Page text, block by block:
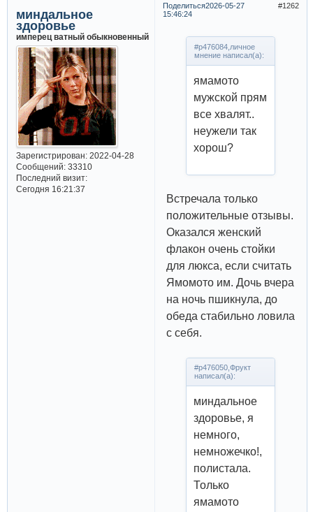
Поделиться 1262
2026-05-27
15:46:24
миндальное
здоровье
имперец ватный обыкновенный
Зарегистрирован: 2022-04-28
Сообщений:33310
Последний визит:
Сегодня 16:21:37
#p476084,личное
мнение написал(а):
ямамото
мужской прям
все хвалят..
неужели так
хорош?
Встречала только
положительные отзывы.
Оказался женский
флакон очень стойки
для люкса, если считать
Ямомото им. Дочь вчера
на ночь пшикнула, до
обеда стабильно ловила
с себя.
#p476050,Фрукт
написал(а):
миндальное
здоровье, я
немного,
немножечко!,
полистала.
Только
ямамото